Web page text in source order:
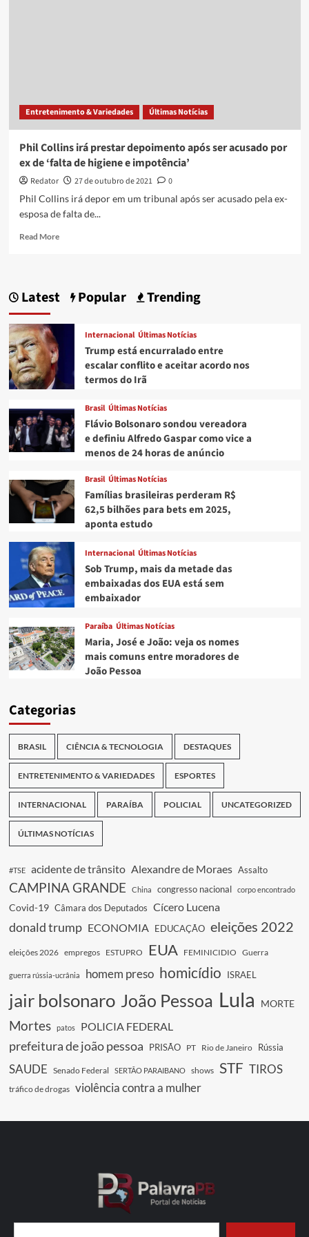
Entretenimento & Variedades Últimas Notícias
Phil Collins irá prestar depoimento após ser acusado por
ex de ‘falta de higiene e impotência’
Redator 27 de outubro de 2021
0
Phil Collins irá depor em um tribunal após ser acusado pela ex-
esposa de falta de...
Read MoreRead
irá
depoimento
ser
acusado
por
ex
‘falta
de
higiene
Latest Popular Trending
Internacional Últimas Notícias
Trump está encurralado entre
escalar conflito e aceitar acordo nos
termos do Irã
Brasil Últimas Notícias
Flávio Bolsonaro sondou vereadora
e definiu Alfredo Gaspar como vice a
menos de 24 horas de anúncio
Brasil Últimas Notícias
Famílias brasileiras perderam R$
62,5 bilhões para bets em 2025,
aponta estudo
Internacional Últimas Notícias
Sob Trump, mais da metade das
embaixadas dos EUA está sem
embaixador
Paraíba Últimas Notícias
Maria, José e João: veja os nomes
mais comuns entre moradores de
João Pessoa
Categorias
BRASIL CIÊNCIA & TECNOLOGIA DESTAQUES
ENTRETENIMENTO & VARIEDADES ESPORTES
INTERNACIONAL PARAÍBA POLICIAL UNCATEGORIZED
ÚLTIMAS NOTÍCIAS
#TSE acidente de trânsito Alexandre de Moraes Assalto
CAMPINA GRANDE China congresso nacional corpo encontrado
Covid-19 Câmara dos Deputados Cícero Lucena
donald trump ECONOMIA EDUCAÇÃO eleições 2022
eleições 2026 empregos ESTUPRO EUA FEMINICIDIO Guerra
guerra rússia-ucrânia homem preso homicídio ISRAEL
jair bolsonaro João Pessoa Lula MORTE
Mortes patos POLICIA FEDERAL
prefeitura de joão pessoa PRISÃO PT Rio de Janeiro Rússia
SAUDE Senado Federal SERTÃO PARAIBANO shows STF TIROS
tráfico de drogas violência contra a mulher
Digite seu e-mail…